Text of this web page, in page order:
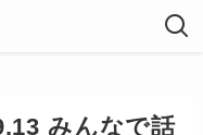
みんなで話